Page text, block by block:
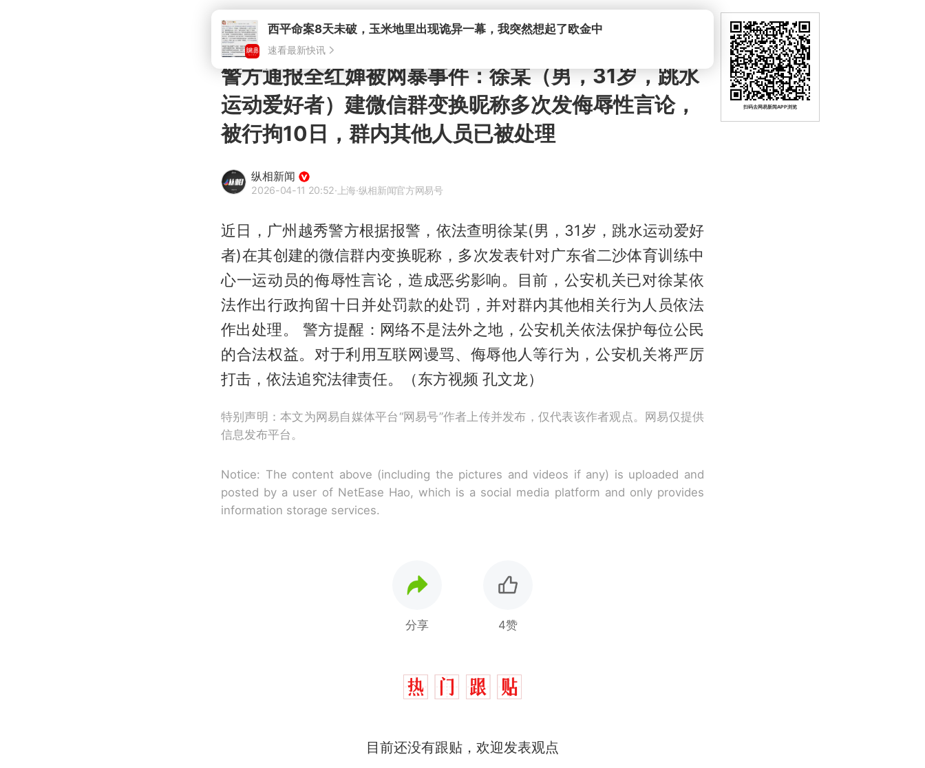
西平命案8天未破，玉米地里出现诡异一幕，我突然想起了欧金中
速看最新快讯
警方通报全红婵被网暴事件：徐某（男，31岁，跳水
运动爱好者）建微信群变换昵称多次发侮辱性言论，
被行拘10日，群内其他人员已被处理
纵相新闻
2026-04-11 20:52·上海·纵相新闻官方网易号
近日，广州越秀警方根据报警，依法查明徐某(男，31岁，跳水运动爱好
者)在其创建的微信群内变换昵称，多次发表针对广东省二沙体育训练中
心一运动员的侮辱性言论，造成恶劣影响。目前，公安机关已对徐某依
法作出行政拘留十日并处罚款的处罚，并对群内其他相关行为人员依法
作出处理。 警方提醒：网络不是法外之地，公安机关依法保护每位公民
的合法权益。对于利用互联网谩骂、侮辱他人等行为，公安机关将严厉
打击，依法追究法律责任。（东方视频 孔文龙）
特别声明：本文为网易自媒体平台“网易号”作者上传并发布，仅代表该作者观点。网易仅提供
信息发布平台。
Notice: The content above (including the pictures and videos if any) is uploaded and
posted by a user of NetEase Hao, which is a social media platform and only provides
information storage services.
分享 4赞
目前还没有跟贴，欢迎发表观点
费大厨“全国小炒肉大王”称号，仅凭视频评出？中国烹饪协会回
扫码去网易新闻APP浏览